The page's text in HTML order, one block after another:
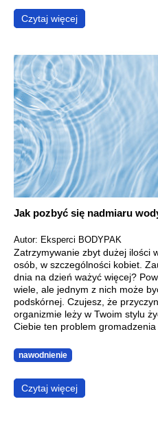
Czytaj więcej
Jak pozbyć się nadmiaru
Autor: Eksperci BODYPAK
Zatrzymywanie zbyt dużej ilości
osób, w szczególności kobiet.
dnia na dzień ważyć więcej?
wiele, ale jednym z nich może
podskórnej. Czujesz, że
organizmie leży w Twoim stylu
Ciebie ten problem gromadzenia
nawodnienie
Czytaj więcej